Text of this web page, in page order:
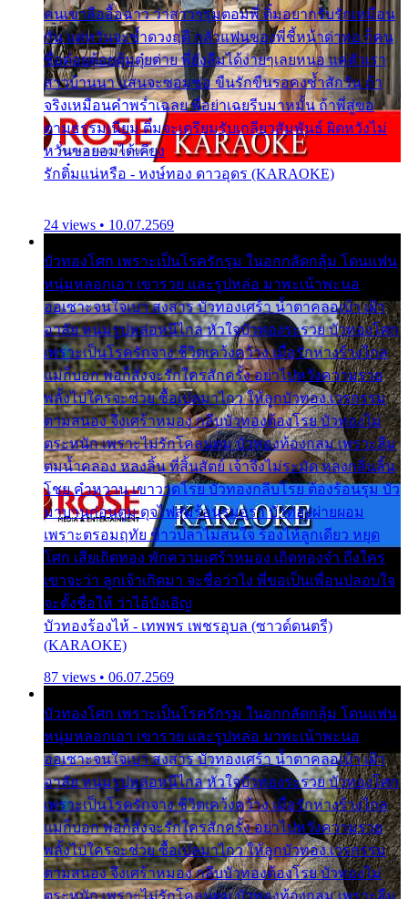
คนเขาลืออื้อฉาว ว่าสาวๆรุมตอมพี่ ติ๋มอยากรับรักเหมือน
กัน แต่หวั่นจะช้ำดวงฤดี กลัวแฟนของพี่ชี้หน้าด่าทอ ก็คน
ชื่อต๋อยต้อยตุ้มตุ๋ยต่าย พี่ยังลืมได้ง่ายๆเลยหนอ แค่ตัวเรา
สาวบ้านนา แสนจะซอมซ่อ ขืนรักขืนรอคงช้ำสักวัน ถ้า
จริงเหมือนคำพร่ำเฉลย พี่อย่าเฉยรีบมาหมั้น ถ้าพี่สู่ขอ
ตามธรรมเนียม ติ๋มจะเตรียมรับเกลียวสัมพันธ์ ผิดหวังไม่
หวั่นขอยอมได้เคียง
รักติ๋มแน่หรือ - หงษ์ทอง ดาวอุดร (KARAOKE)
24 views • 10.07.2569
บัวทองโศก เพราะเป็นโรครักรุม ในอกกลัดกลุ้ม โดนแฟน
หนุ่มหลอกเอา เขารวย และรูปหล่อ มาพะเน้าพะนอ
ออเซาะจนใจเบา สงสาร บัวทองเศร้า น้ำตาคลอเบ้า เฝ้า
อาลัย หนุ่มรูปหล่อหนีไกล หัวใจบัวทองระรวย บัวทองโศก
เพราะเป็นโรครักจาง ชีวิตเคว้งคว้าง เมื่อรักห่างร้างไกล
แม่ก็บอก พ่อก็สั่งจะรักใครสักครั้ง อย่าไปหวังความรวย
พลั้งไปใครจะช่วย ซื้อเปลมาไกว ให้ลูกบัวทอง เวรกรรม
ตามสนอง จึงเศร้าหมอง กลีบบัวทองต้องโรย บัวทองไม่
ตระหนัก เพราะไม่รักโคลนตม บัวทองท้องกลม เพราะลืม
ตมน้ำคลอง หลงลิ้น ที่สิ้นสัตย์ เจ้าจึงไม่ระมัด หลงกลิ่นลิ้น
โชย คำหวาน เขาวาดโรย บัวทองกลีบโรย ต้องร้อนรุม บัว
มาบานก่อนตูม ดุจไฟสุมร้อนรุมอุรา บัวทองผ่ายผอม
เพราะตรอมฤทัย ข้าวปลาไม่สนใจ ร้องไห้ลูกเดียว หยุด
โศก เสียเถิดทอง พักความเศร้าหมอง เถิดทองจ๋า ถึงใคร
เขาจะว่า ลูกเจ้าเกิดมา จะชื่อว่าไง พี่ขอเป็นเพื่อนปลอบใจ
จะตั้งชื่อให้ ว่าไอ้บังเอิญ
บัวทองร้องไห้ - เทพพร เพชรอุบล (ซาวด์ดนตรี)
(KARAOKE)
87 views • 06.07.2569
บัวทองโศก เพราะเป็นโรครักรุม ในอกกลัดกลุ้ม โดนแฟน
หนุ่มหลอกเอา เขารวย และรูปหล่อ มาพะเน้าพะนอ
ออเซาะจนใจเบา สงสาร บัวทองเศร้า น้ำตาคลอเบ้า เฝ้า
อาลัย หนุ่มรูปหล่อหนีไกล หัวใจบัวทองระรวย บัวทองโศก
เพราะเป็นโรครักจาง ชีวิตเคว้งคว้าง เมื่อรักห่างร้างไกล
แม่ก็บอก พ่อก็สั่งจะรักใครสักครั้ง อย่าไปหวังความรวย
พลั้งไปใครจะช่วย ซื้อเปลมาไกว ให้ลูกบัวทอง เวรกรรม
ตามสนอง จึงเศร้าหมอง กลีบบัวทองต้องโรย บัวทองไม่
ตระหนัก เพราะไม่รักโคลนตม บัวทองท้องกลม เพราะลืม